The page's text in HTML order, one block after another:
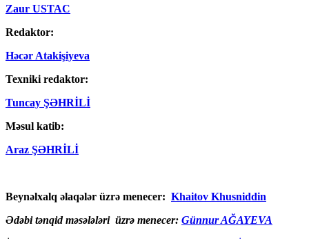
Zaur USTAC
Redaktor:
Həcər Atakişiyeva
Texniki redaktor:
Tuncay ŞƏHRİLİ
Məsul katib:
Araz ŞƏHRİLİ
Beynəlxalq əlaqələr üzrə menecer: Khaitov Khusniddin
Ədəbi tənqid məsələləri üzrə menecer: Günnur AĞAYEVA